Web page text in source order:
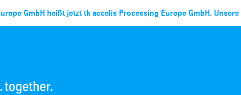
GmbH heißt jetzt tk accelis Processing Europe GmbH.